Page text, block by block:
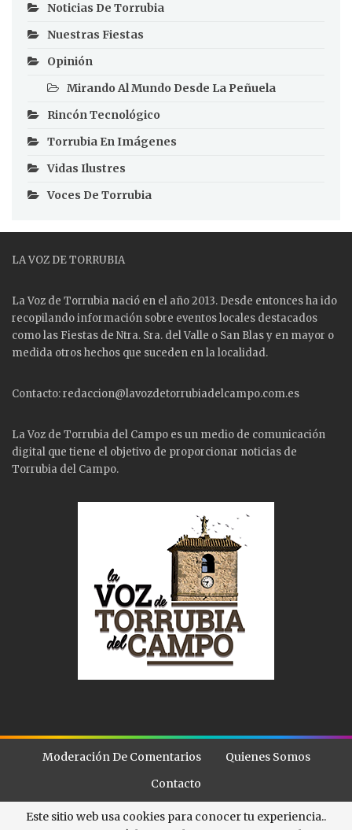
Noticias De Torrubia
Nuestras Fiestas
Opinión
Mirando Al Mundo Desde La Peñuela
Rincón Tecnológico
Torrubia En Imágenes
Vidas Ilustres
Voces De Torrubia
LA VOZ DE TORRUBIA
La Voz de Torrubia nació en el año 2013. Desde entonces ha ido
recopilando información sobre eventos locales destacados
como las Fiestas de Ntra. Sra. del Valle o San Blas y en mayor o
medida otros hechos que suceden en la localidad.
Contacto: redaccion@lavozdetorrubiadelcampo.com.es
La Voz de Torrubia del Campo es un medio de comunicación
digital que tiene el objetivo de proporcionar noticias de
Torrubia del Campo.
Moderación De Comentarios
Quienes Somos
Contacto
Este sitio web usa cookies para conocer tu experiencia..